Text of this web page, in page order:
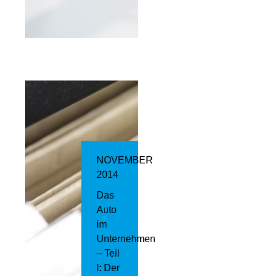
NOVEMBER
2014
Das
Auto
im
Unternehmen
– Teil
I: Der